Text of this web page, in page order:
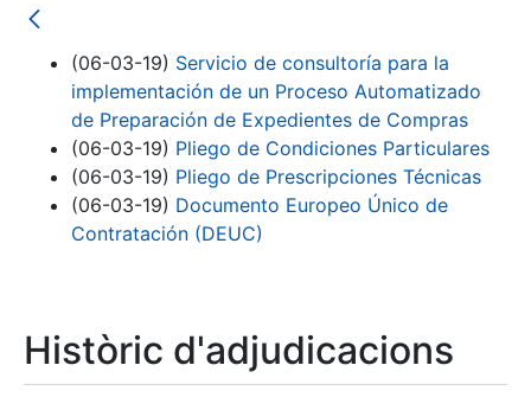
(06-03-19) Servicio de consultoría para la
implementación de un Proceso Automatizado
de Preparación de Expedientes de Compras
(06-03-19) Pliego de Condiciones Particulares
(06-03-19) Pliego de Prescripciones Técnicas
(06-03-19) Documento Europeo Único de
Contratación (DEUC)
Històric d'adjudicacions